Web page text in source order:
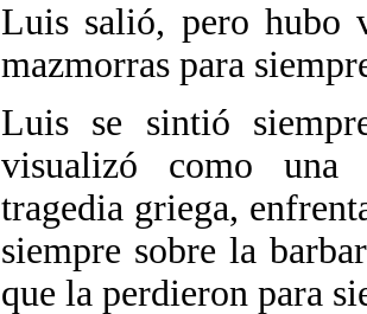
Luis salió, pero hubo
mazmorras para
Luis se sintió
visualizó como una
tragedia griega,
siempre sobre la
que la perdieron para